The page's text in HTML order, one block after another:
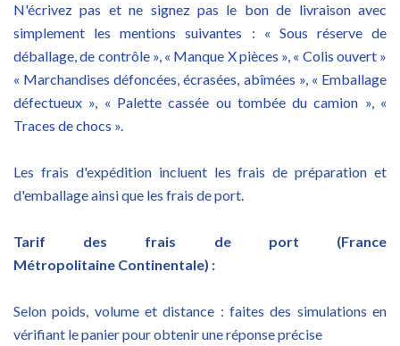
N'écrivez pas et ne signez pas le bon de livraison avec
simplement les mentions suivantes : « Sous réserve de
déballage, de contrôle », « Manque X pièces », « Colis ouvert »
« Marchandises défoncées, écrasées, abîmées », « Emballage
défectueux », « Palette cassée ou tombée du camion », «
Traces de chocs ».
Les frais d'expédition incluent les frais de préparation et
d'emballage ainsi que les frais de port.
Tarif des frais de port (France
Métropolitaine Continentale) :
Selon poids, volume et distance : faites des simulations en
vérifiant le panier pour obtenir une réponse précise